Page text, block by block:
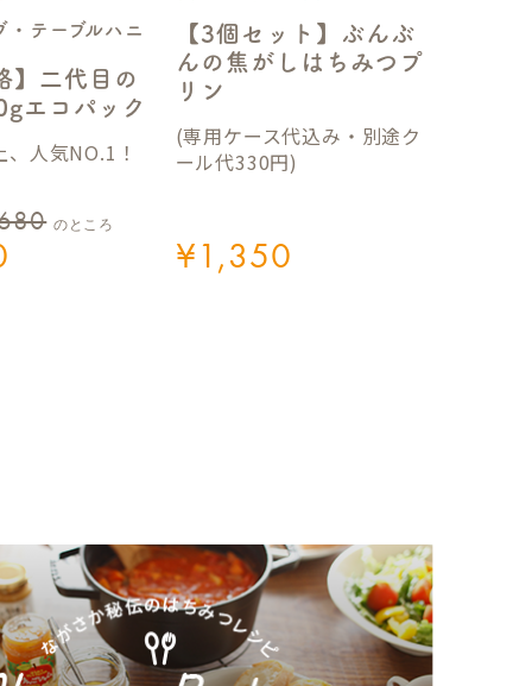
・テーブルハニ
】二代目の
エコパック
人気NO.1！
のところ
【3個セット】ぶんぶ
んの焦がしはちみつプ
リン
(専用ケース代込み・別途ク
ール代330円)
¥1,350